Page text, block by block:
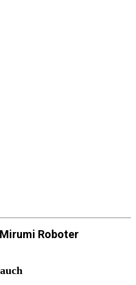
Roboter